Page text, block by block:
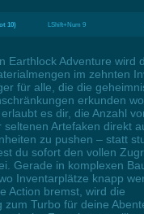
10) LShift+Num 9
Earthlock Adventure wird
im zehnten
für alle, die die
erkunden
es dir, die Anzahl
seltenen Artefaken direkt
zu pushen – statt
du sofort den vollen
Gerade in komplexen
Inventarplätze knapp
Action bremst, wird die
zum Turbo für deine